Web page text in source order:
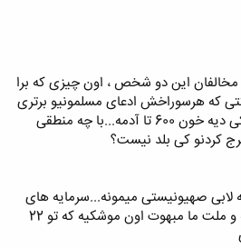
این دو شخص ، اون چیزی که برا
که هرسوراخش ادعای مسلمونیو برتری
نژاد دارن چرا مهریه ازدواج یکی دیه خون 600 تا آدمه...با چه منطقی
کردنو کی بلد نیست؟
لابی صهیونیستی میمونه...سرمایه های
کلان تو انحصار یه گروه خاصه و ملت ما مبهوت اون موشکیه که تو 22